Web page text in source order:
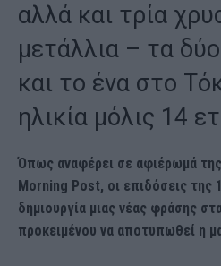
αλλά και τρία
μετάλλια – τα
και το ένα στο
ηλικία μόλις 14
Όπως αναφέρει σε αφιέρωμά
Morning Post, οι επιδόσεις της
δημιουργία μιας νέας φράσης
προκειμένου να αποτυπωθεί η